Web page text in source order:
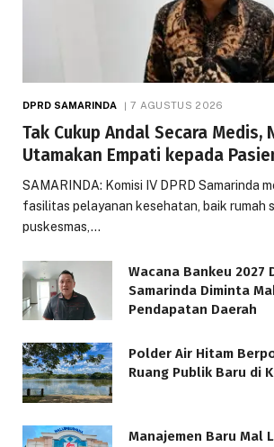
DPRD SAMARINDA 7 AGUSTUS 2026
Tak Cukup Andal Secara Medis,
Utamakan Empati kepada
SAMARINDA: Komisi IV DPRD Samarinda
fasilitas pelayanan kesehatan, baik rumah
puskesmas,…
Wacana Bankeu 2027
Samarinda Diminta
Pendapatan Daerah
Polder Air Hitam
Ruang Publik Baru di
Manajemen Baru Mal